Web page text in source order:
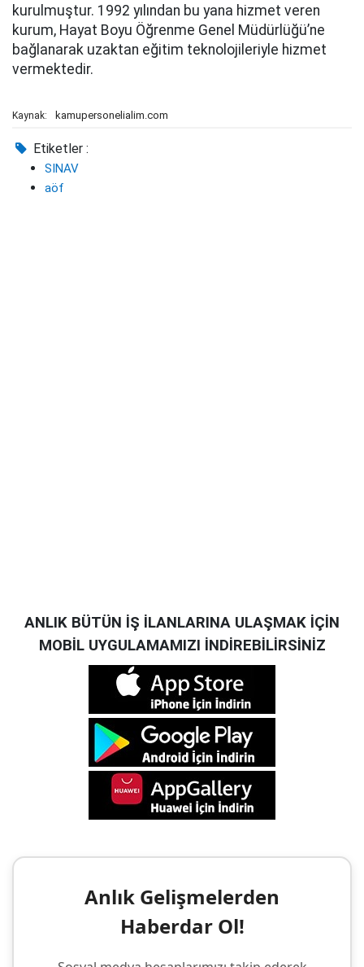
kurulmuştur. 1992 yılından bu yana hizmet veren
kurum, Hayat Boyu Öğrenme Genel Müdürlüğü’ne
bağlanarak uzaktan eğitim teknolojileriyle hizmet
vermektedir.
Kaynak: kamupersonelialim.com
Etiketler :
SINAV
aöf
ANLIK BÜTÜN İŞ İLANLARINA ULAŞMAK İÇİN
MOBİL UYGULAMAMIZI İNDİREBİLİRSİNİZ
Anlık Gelişmelerden
Haberdar Ol!